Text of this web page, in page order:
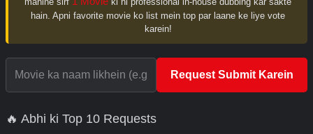
hain. Apni favorite movie ko list mein top par laane ke liye vote
karein!
Request Submit Karein
🔥 Abhi ki Top 10 Requests